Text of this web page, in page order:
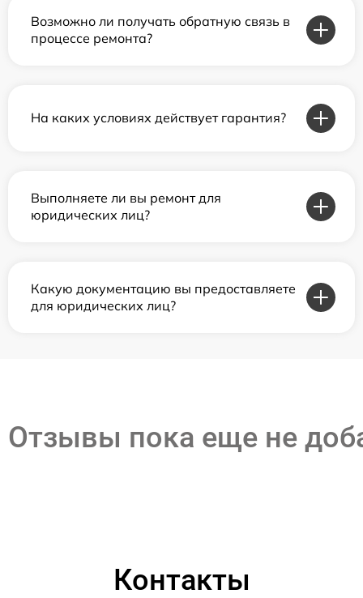
Возможно ли получать обратную связь в
процессе ремонта?
На каких условиях действует гарантия?
Выполняете ли вы ремонт для
юридических лиц?
Какую документацию вы предоставляете
для юридических лиц?
Отзывы пока еще не
Контакты